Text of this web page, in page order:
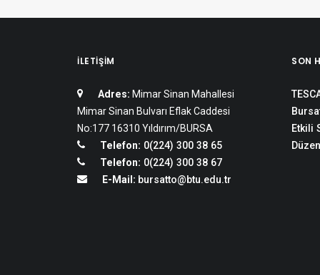
İLETIŞIM
Adres: Mimar Sinan Mahallesi
Mimar Sinan Bulvarı Eflak Caddesi
No:177 16310 Yıldırım/BURSA
Telefon: 0(224) 300 38 65
Telefon: 0(224) 300 38 67
E-Mail: bursatto@btu.edu.tr
SON
Etkili